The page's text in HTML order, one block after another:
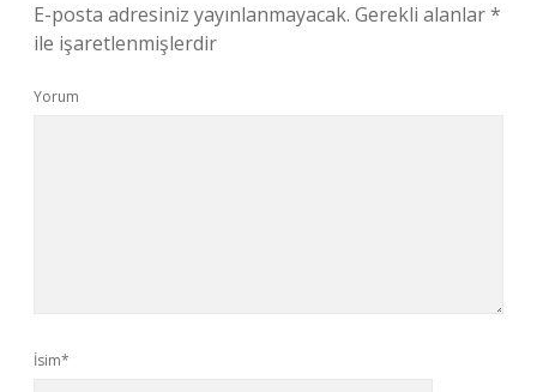
E-posta adresiniz yayınlanmayacak. Gerekli alanlar*
ile işaretlenmişlerdir
Yorum
İsim*